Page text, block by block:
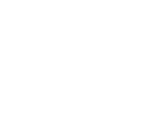
VỤ 24/7
VỤ 24/7